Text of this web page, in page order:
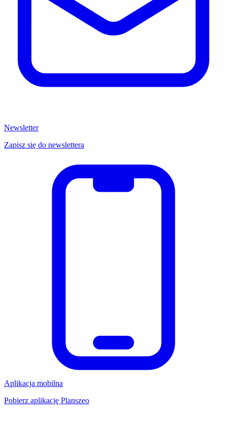
Newsletter
Zapisz się do newslettera
Aplikacja mobilna
Pobierz aplikację Planszeo